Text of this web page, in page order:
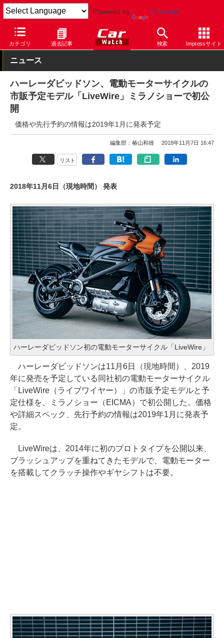
Powered by Translate
カテゴリ 過去記事 検索 Impressサイト
Car Watch モーターサイクル 海外メーカー
ニュース
ハーレーダビッドソン、電動モーターサイクルの
市販予定モデル「LiveWire」ミラノショーで初公
開
価格や先行予約の情報は2019年1月に発表予定
編集部：椿山和雄 2018年11月7日 16:47
リスト
2018年11月6日（現地時間） 発表
ハーレーダビッドソン初の電動モーターサイクル「LiveWire」
ハーレーダビッドソンは11月6日（現地時間）、2019
年に発売を予定している同社初の電動モーターサイクル
「LiveWire（ライブワイヤー）」の市販予定モデルと予
定仕様を、ミラノショー（EICMA）で初公開した。価格
や詳細スペック、先行予約の情報は2019年1月に発表予
定。
LiveWireは、2014年に初のプロトタイプを公開以来、
ブラッシュアップを重ねてきたモデルで、電動モーター
を搭載してクラッチ操作やギヤシフトは不要。